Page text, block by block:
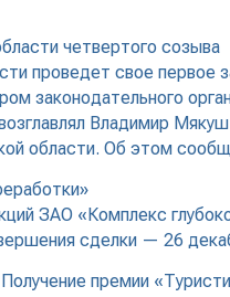
четвертого созыва
проведет свое
законодательного
Владимир
области. Об этом
ЗАО «Комплекс
сделки — 26
премии